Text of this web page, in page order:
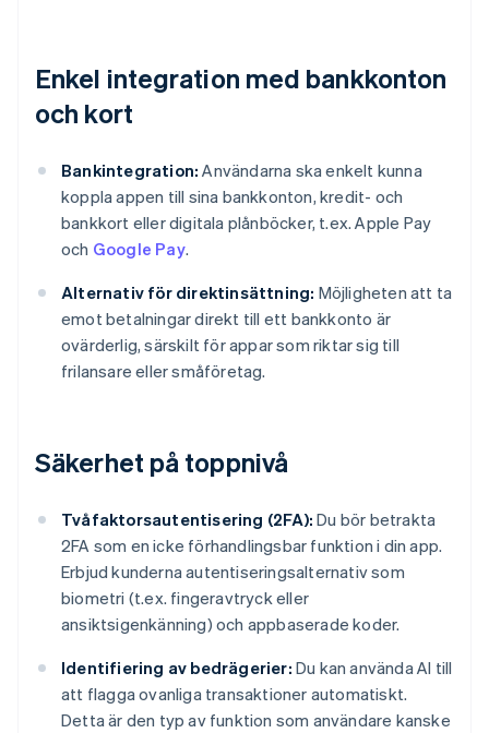
Enkel integration med bankkonton
och kort
Bankintegration: Användarna ska enkelt kunna
koppla appen till sina bankkonton, kredit- och
bankkort eller digitala plånböcker, t.ex. Apple Pay
och Google Pay.
Alternativ för direktinsättning: Möjligheten att ta
emot betalningar direkt till ett bankkonto är
ovärderlig, särskilt för appar som riktar sig till
frilansare eller småföretag.
Säkerhet på toppnivå
Tvåfaktorsautentisering (2FA): Du bör betrakta
2FA som en icke förhandlingsbar funktion i din app.
Erbjud kunderna autentiseringsalternativ som
biometri (t.ex. fingeravtryck eller
ansiktsigenkänning) och appbaserade koder.
Identifiering av bedrägerier: Du kan använda AI till
att flagga ovanliga transaktioner automatiskt.
Detta är den typ av funktion som användare kanske